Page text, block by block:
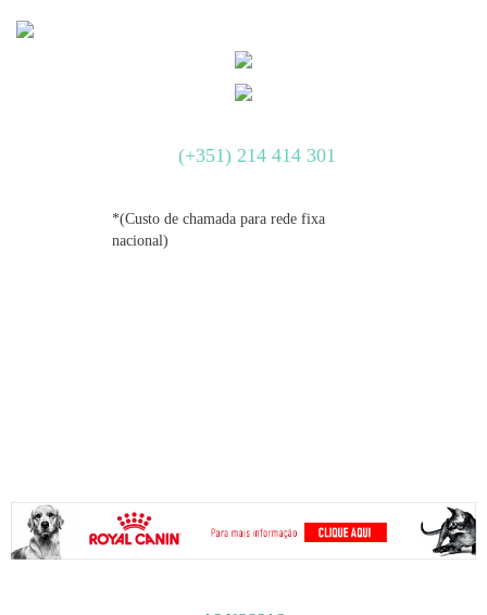
(+351) 214 414 301
*(Custo de chamada para rede fixa
nacional)